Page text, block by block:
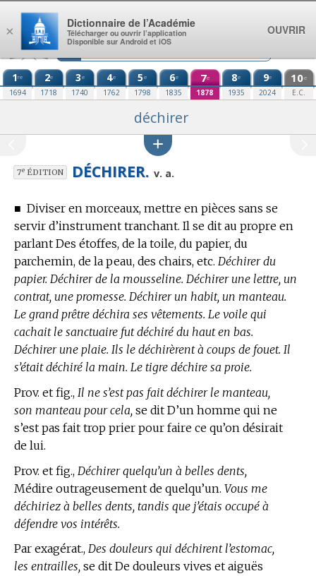
Aller au contenu
1re
1694
2e
1718
3e
1740
4e
1762
5e
1798
6e
1835
7e
1878
8e
1935
9e
2024
10e
E.C.
déchirer
7eÉDITION DÉCHIRER. v. a.
■ Diviser en morceaux, mettre en pièces sans se
servir d’instrument tranchant. Il se dit au propre en
parlant Des étoffes, de la toile, du papier, du
parchemin, de la peau, des chairs, etc. Déchirer du
papier. Déchirer de la mousseline. Déchirer une lettre, un
contrat, une promesse. Déchirer un habit, un manteau.
Le grand prêtre déchira ses vêtements. Le voile qui
cachait le sanctuaire fut déchiré du haut en bas.
Déchirer une plaie. Ils le déchirèrent à coups de fouet. Il
s’était déchiré la main. Le tigre déchire sa proie.
Prov. et fig., Il ne s’est pas fait déchirer le manteau,
son manteau pour cela, se dit D’un homme qui ne
s’est pas fait trop prier pour faire ce qu’on désirait
de lui.
Prov. et fig., Déchirer quelqu’un à belles dents,
Médire outrageusement de quelqu’un. Vous me
déchiriez à belles dents, tandis que j’étais occupé à
défendre vos intérêts.
Par exagérat., Des douleurs qui déchirent l’estomac,
les entrailles, se dit De douleurs vives et aiguës
×
Dictionnaire de l’Académie
Télécharger ou ouvrir l’application
Disponible sur Android et iOS
OUVRIR